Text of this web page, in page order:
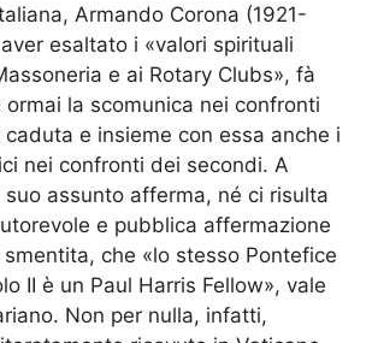
Armando Corona (1921-
esaltato i «valori spirituali
e ai Rotary Clubs», fà
ormai la scomunica nei confronti
e insieme con essa anche i
nei confronti dei secondi. A
assunto afferma, né ci risulta
e pubblica affermazione
che «lo stesso Pontefice
II è un Paul Harris Fellow», vale
Non per nulla, infatti,